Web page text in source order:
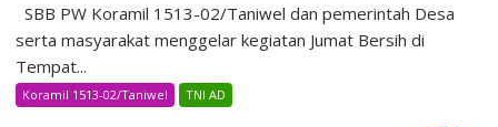
SBB PW Koramil 1513-02/Taniwel dan pemerintah Desa
serta masyarakat menggelar kegiatan Jumat Bersih di
Tempat...
Koramil 1513-02/Taniwel TNI AD